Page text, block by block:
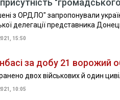
з ОРДЛО" запропонували
делегації представника
15:50
за добу 21 ворожий
двох військових й один
10:05